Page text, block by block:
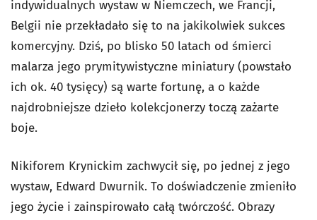
indywidualnych wystaw w Niemczech, we Francji,
Belgii nie przekładało się to na jakikolwiek sukces
komercyjny. Dziś, po blisko 50 latach od śmierci
malarza jego prymitywistyczne miniatury (powstało
ich ok. 40 tysięcy) są warte fortunę, a o każde
najdrobniejsze dzieło kolekcjonerzy toczą zażarte
boje.
Nikiforem Krynickim zachwycił się, po jednej z jego
wystaw, Edward Dwurnik. To doświadczenie zmieniło
jego życie i zainspirowało całą twórczość. Obrazy